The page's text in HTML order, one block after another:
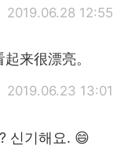
2019.06.28 12:55
来很漂亮。
2019.06.23 13:01
신기해요. 😄